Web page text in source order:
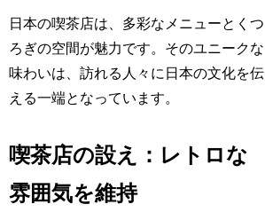
日本の喫茶店は、多彩なメニューとくつ
ろぎの空間が魅力です。そのユニークな
味わいは、訪れる人々に日本の文化を伝
える一端となっています。
喫茶店の設え：レトロな
雰囲気を維持